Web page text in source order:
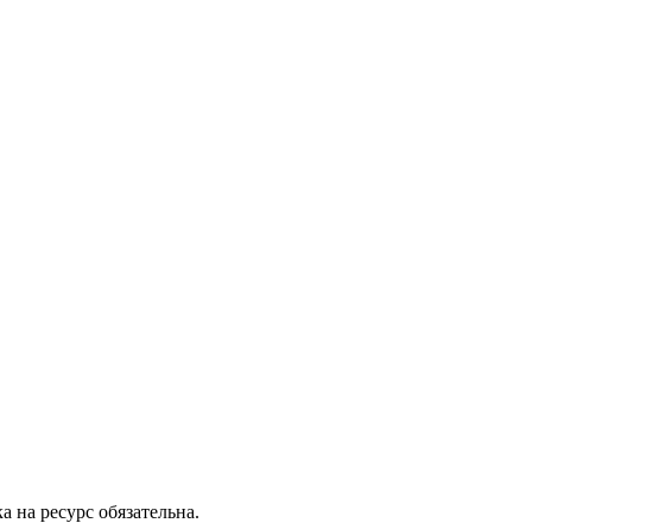
ресурс обязательна.